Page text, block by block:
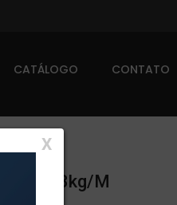
CATÁLOGO CONTATO
X
0,723kg/m